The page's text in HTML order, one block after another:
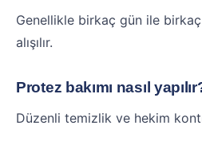
Genellikle birkaç gün ile
alışılır.
Protez bakımı nasıl
Düzenli temizlik ve hekim